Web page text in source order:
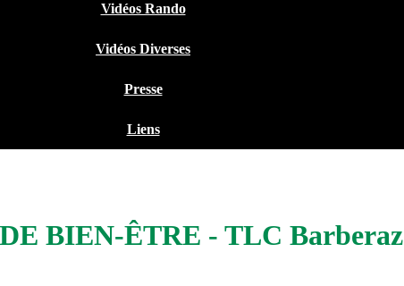
Vidéos Rando
Vidéos Diverses
Presse
Liens
BIEN-ÊTRE - TLC Barberaz